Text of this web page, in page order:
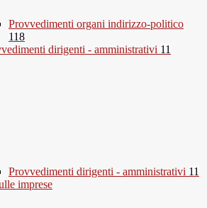
Provvedimenti organi indirizzo-politico
118
dirigenti - amministrativi 11
Provvedimenti dirigenti - amministrativi 11
imprese